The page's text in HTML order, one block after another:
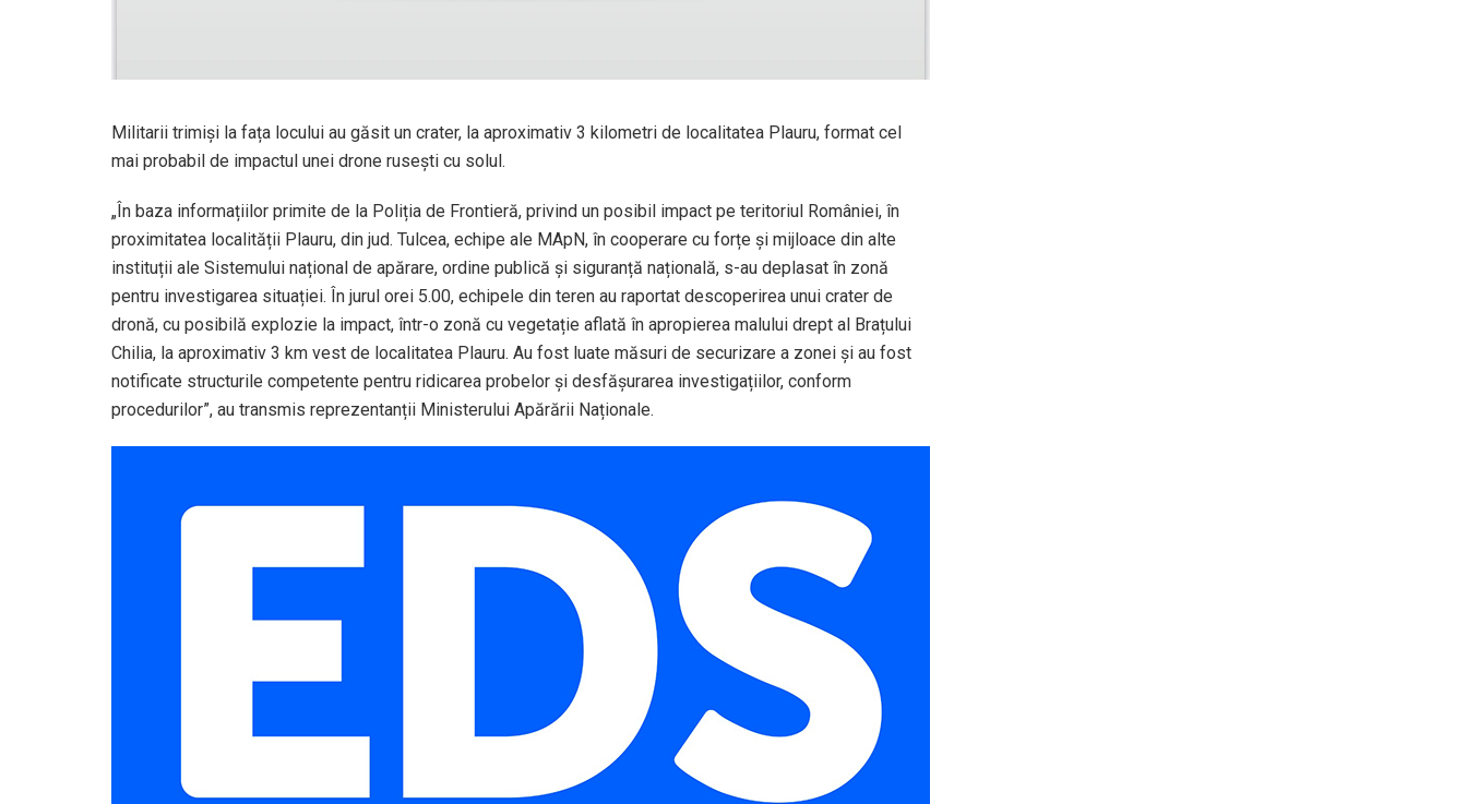
Militarii trimiși la fața locului au găsit un crater, la aproximativ 3 kilometri de localitatea Plauru, format cel
mai probabil de impactul unei drone rusești cu solul.
„În baza informațiilor primite de la Poliția de Frontieră, privind un posibil impact pe teritoriul României, în
proximitatea localității Plauru, din jud. Tulcea, echipe ale MApN, în cooperare cu forțe și mijloace din alte
instituții ale Sistemului național de apărare, ordine publică şi siguranță națională, s-au deplasat în zonă
pentru investigarea situației. În jurul orei 5.00, echipele din teren au raportat descoperirea unui crater de
dronă, cu posibilă explozie la impact, într-o zonă cu vegetație aflată în apropierea malului drept al Brațului
Chilia, la aproximativ 3 km vest de localitatea Plauru. Au fost luate măsuri de securizare a zonei și au fost
notificate structurile competente pentru ridicarea probelor și desfășurarea investigațiilor, conform
procedurilor”, au transmis reprezentanții Ministerului Apărării Naționale.